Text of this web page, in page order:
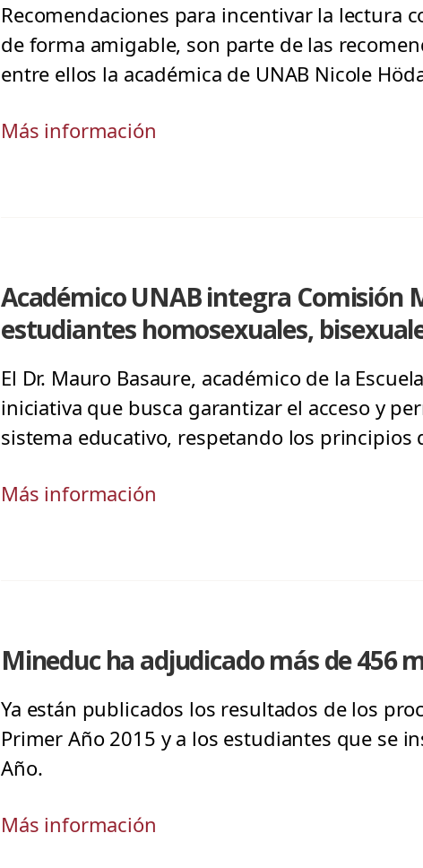
Recomendaciones para incentivar la lectura
de forma amigable, son parte de las
entre ellos la académica de UNAB Nicole
Más información
Académico UNAB integra Comisión
estudiantes homosexuales,
El Dr. Mauro Basaure, académico de la
iniciativa que busca garantizar el acceso y
sistema educativo, respetando los
Más información
Mineduc ha adjudicado más de 456
Ya están publicados los resultados de los
Primer Año 2015 y a los estudiantes que se
Año.
Más información